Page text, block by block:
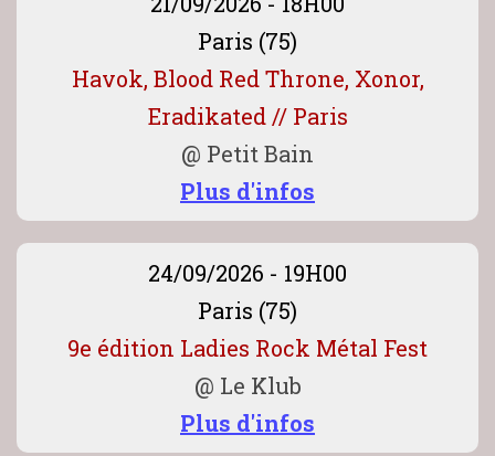
Paris (75)
Havok, Blood Red Throne, Xonor,
Eradikated // Paris
@ Petit Bain
Plus d'infos
24/09/2026 - 19H00
Paris (75)
9e édition Ladies Rock Métal Fest
@ Le Klub
Plus d'infos